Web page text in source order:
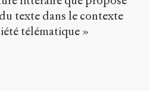
texte dans le contexte
télématique »